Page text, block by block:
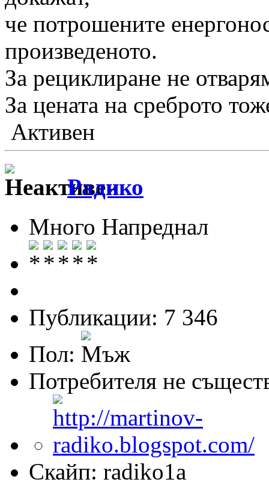
че потрошените
произведеното.
За рециклиране не
За цената на среброто
Активен
Радико
Много Напреднал
Публикации: 7 346
Пол:
Потребителя не
Скайп: radiko1a